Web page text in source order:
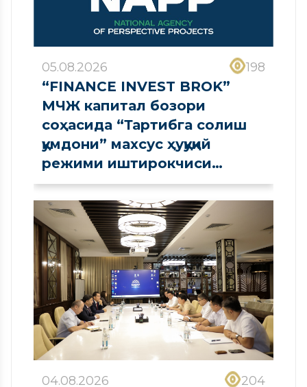
05.08.2026 198
“FINANCE INVEST BROK”
МЧЖ капитал бозори
соҳасида “Тартибга солиш
қумдони” махсус ҳуқуқий
режими иштирокчиси
сифатида рўйхатдан
ўтказилди
04.08.2026 204